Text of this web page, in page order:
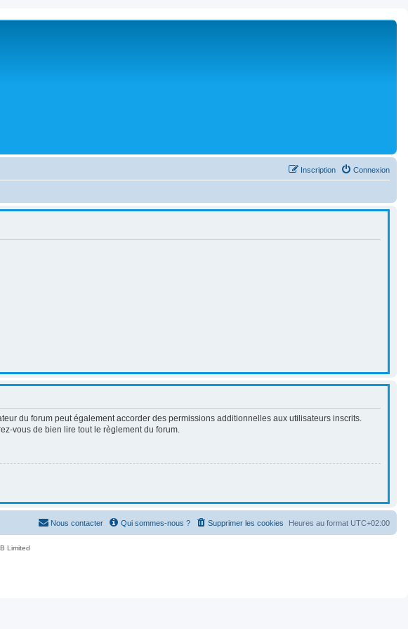
Connexion
Inscription
du forum peut également accorder des permissions additionnelles aux utilisateurs inscrits.
vous de bien lire tout le règlement du forum.
Heures au format UTC+02:00
Supprimer les cookies
Qui sommes-nous ?
Nous contacter
Limited